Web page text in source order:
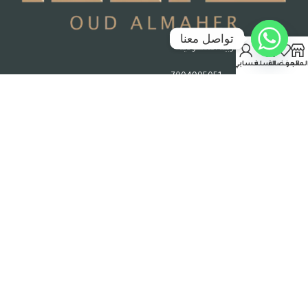
جدة – المملكة العربية السعودية
رقم السجل التجاري : 7004995051
المفضلةالسلةحسابي
تواصل معنا